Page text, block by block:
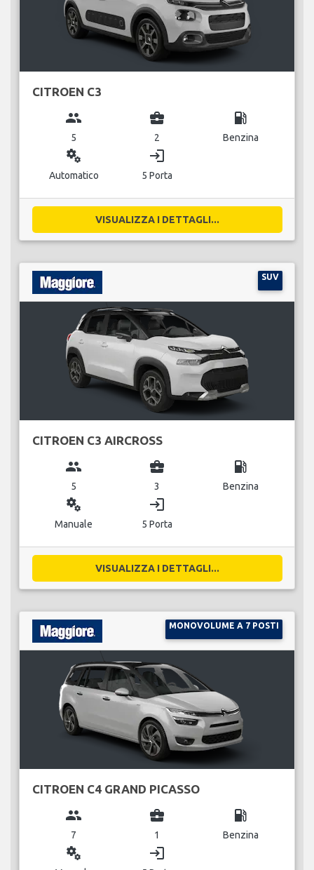
CITROEN C3
group
5
business_center
2
local_gas_station
Benzina
miscellaneous_services
Automatico
login
5 Porta
VISUALIZZA I DETTAGLI...
SUV
CITROEN C3 AIRCROSS
group
5
business_center
3
local_gas_station
Benzina
miscellaneous_services
Manuale
login
5 Porta
VISUALIZZA I DETTAGLI...
MONOVOLUME A 7 POSTI
CITROEN C4 GRAND PICASSO
group
7
business_center
1
local_gas_station
Benzina
miscellaneous_services login